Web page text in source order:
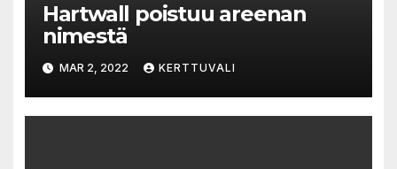
Hartwall poistuu areenan
nimestä
MAR 2, 2022 KERTTUVALI